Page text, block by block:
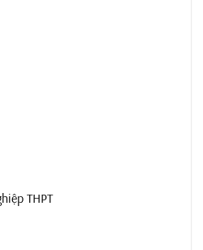
THPT